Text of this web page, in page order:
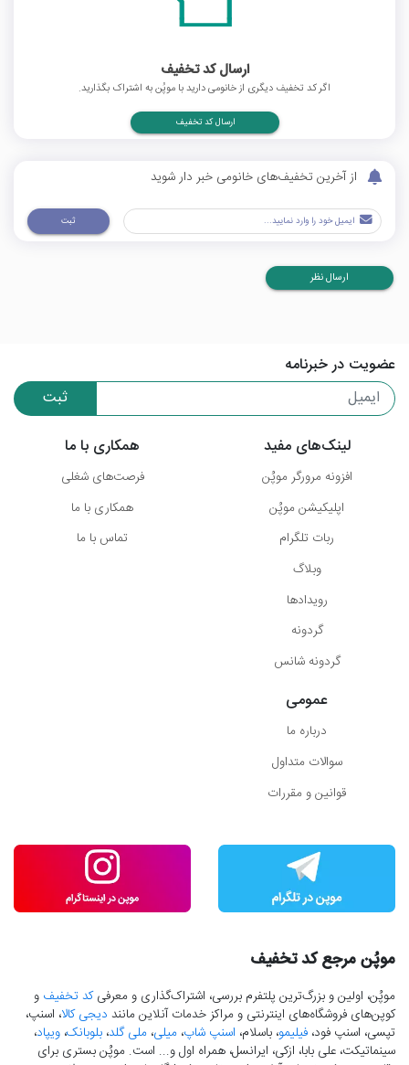
ارسال کد تخفیف
اگر کد تخفیف دیگری از خانومی دارید با موپُن به اشتراک بگذارید.
ارسال کد تخفیف
از آخرین تخفیف‌های خانومی خبر دار شوید
ثبت
ارسال نظر
عضویت در خبرنامه
ثبت
لینک‌های مفید
افزونه مرورگر موپُن
اپلیکیشن موپُن
ربات تلگرام
وبلاگ
رویدادها
گردونه
گردونه شانس
همکاری با ما
فرصت‌های شغلی
همکاری با ما
تماس با ما
عمومی
درباره ما
سوالات متداول
قوانین و مقررات
موپُن مرجع کد تخفیف
موپُن، اولین و بزرگ‌ترین پلتفرم بررسی، اشتراک‌گذاری و معرفیکد تخفیف و
کوپن‌های فروشگاه‌های اینترنتی و مراکز خدمات آنلاین مانند دیجی کالا، اسنپ،
تپسی، اسنپ فود، فیلیمو، باسلام، اسنپ شاپ، میلی، ملی گلد، بلوبانک، ویپاد،
سینماتیکت، علی بابا، ازکی، ایرانسل، همراه اول و... است. موپُن بستری برای